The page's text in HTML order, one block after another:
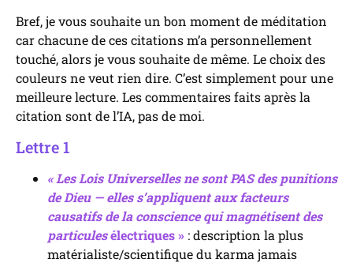
Bref, je vous souhaite un bon moment de méditation
car chacune de ces citations m’a personnellement
touché, alors je vous souhaite de même. Le choix des
couleurs ne veut rien dire. C’est simplement pour une
meilleure lecture. Les commentaires faits après la
citation sont de l’IA, pas de moi.
Lettre 1
« Les Lois Universelles ne sont PAS des punitions
de Dieu — elles s’appliquent aux facteurs
causatifs de la conscience qui magnétisent des
particulesélectriques » : description la plus
matérialiste/scientifique du karma jamais